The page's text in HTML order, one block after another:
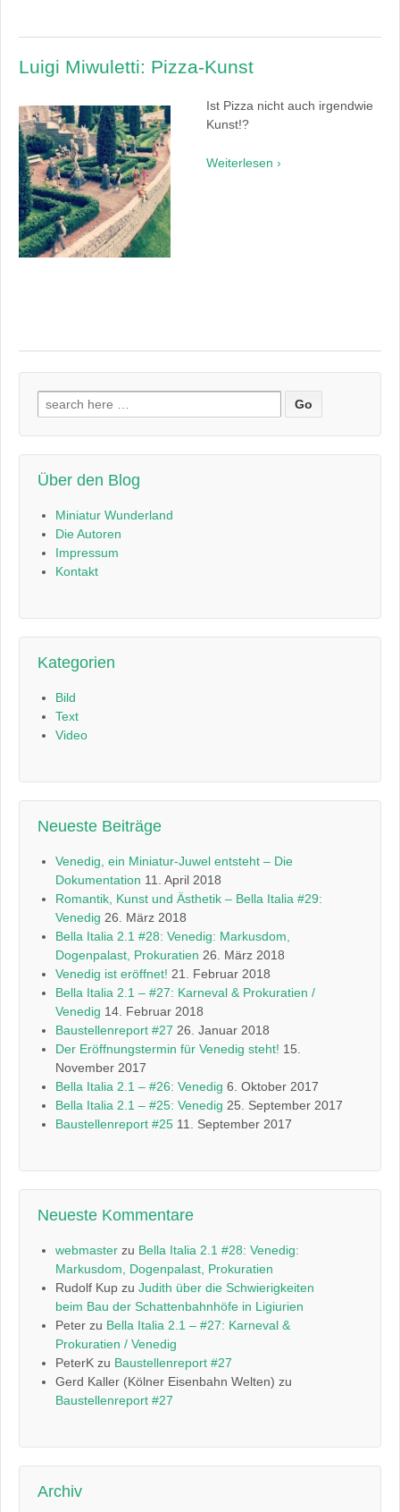
Luigi Miwuletti: Pizza-Kunst
Ist Pizza nicht auch irgendwie
Kunst!?
Weiterlesen ›
Suchen
nach:
Über den Blog
Miniatur Wunderland
Die Autoren
Impressum
Kontakt
Kategorien
Bild
Text
Video
Neueste Beiträge
Venedig, ein Miniatur-Juwel entsteht – Die
Dokumentation 11. April 2018
Romantik, Kunst und Ästhetik – Bella Italia #29:
Venedig 26. März 2018
Bella Italia 2.1 #28: Venedig: Markusdom,
Dogenpalast, Prokuratien 26. März 2018
Venedig ist eröffnet! 21. Februar 2018
Bella Italia 2.1 – #27: Karneval & Prokuratien /
Venedig 14. Februar 2018
Baustellenreport #27 26. Januar 2018
Der Eröffnungstermin für Venedig steht! 15.
November 2017
Bella Italia 2.1 – #26: Venedig 6. Oktober 2017
Bella Italia 2.1 – #25: Venedig 25. September 2017
Baustellenreport #25 11. September 2017
Neueste Kommentare
webmaster zu Bella Italia 2.1 #28: Venedig:
Markusdom, Dogenpalast, Prokuratien
Rudolf Kup zu Judith über die Schwierigkeiten
beim Bau der Schattenbahnhöfe in Ligiurien
Peter zu Bella Italia 2.1 – #27: Karneval &
Prokuratien / Venedig
PeterK zu Baustellenreport #27
Gerd Kaller (Kölner Eisenbahn Welten) zu
Baustellenreport #27
Archiv